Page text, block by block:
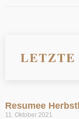
LETZTE
Resumee
11. Oktober 2021